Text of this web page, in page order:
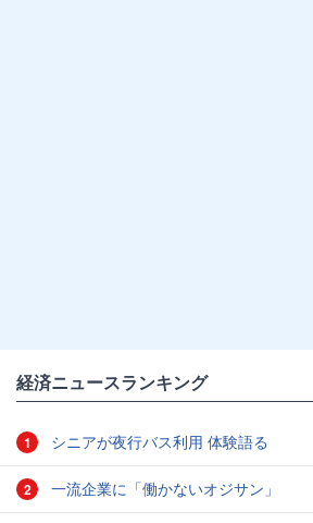
経済ニュースランキング
1 シニアが夜行バス利用 体験語る
2 一流企業に「働かないオジサン」